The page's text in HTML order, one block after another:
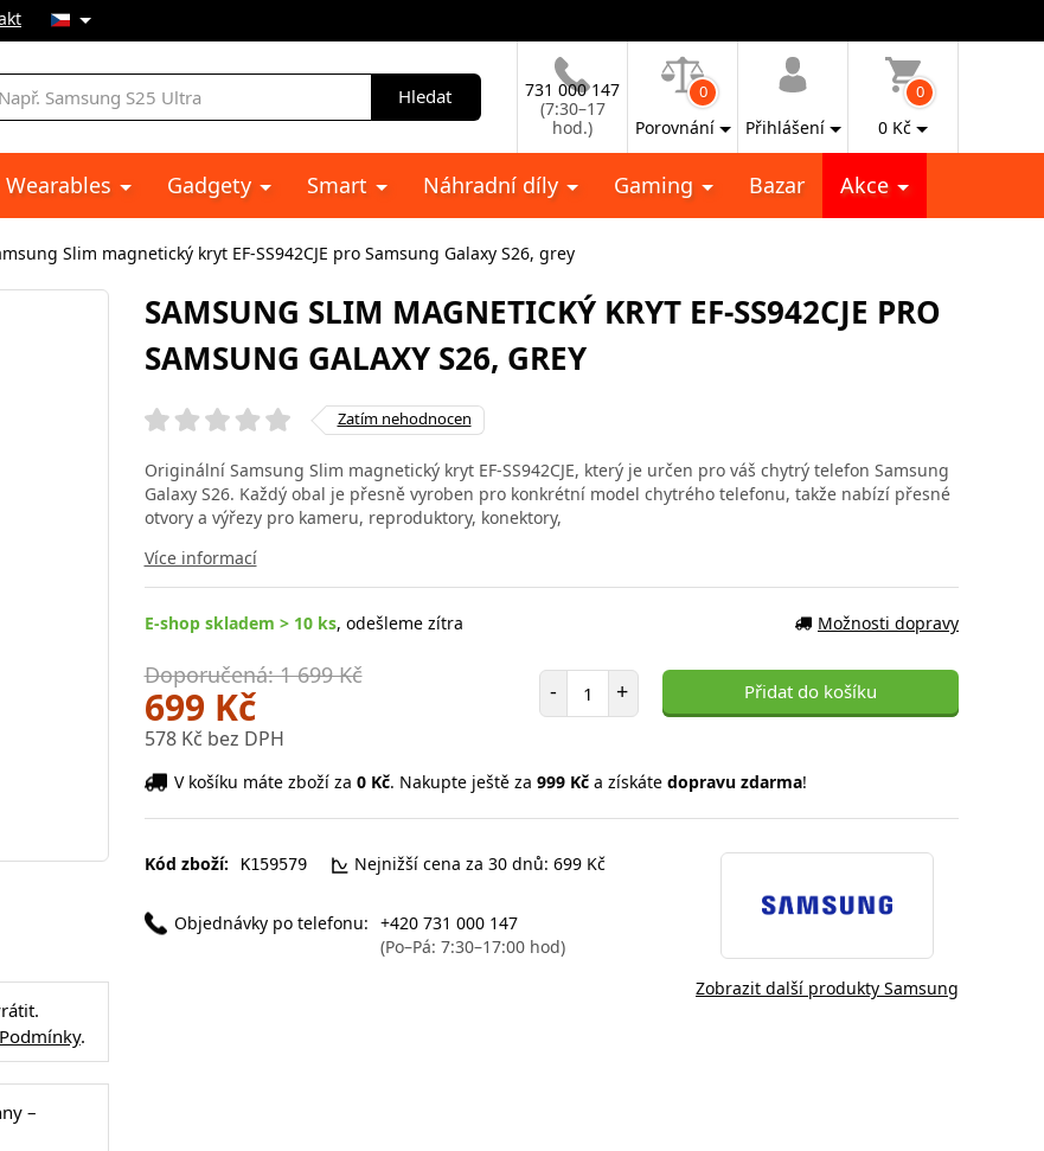
Hledat
731 000 147
(7:30–17
hod.)
0
Porovnání Přihlášení
0
0 Kč
Wearables Gadgety Smart Náhradní díly Gaming Bazar Akce
Slim magnetický kryt EF-SS942CJE pro Samsung Galaxy S26, grey
Podmínky.
–
SAMSUNG SLIM MAGNETICKÝ KRYT EF-SS942CJE PRO
SAMSUNG GALAXY S26, GREY
Zatím nehodnocen
Originální Samsung Slim magnetický kryt EF-SS942CJE, který je určen pro váš chytrý telefon Samsung
Galaxy S26. Každý obal je přesně vyroben pro konkrétní model chytrého telefonu, takže nabízí přesné
otvory a výřezy pro kameru, reproduktory, konektory,
Více informací
E-shop skladem > 10 ks, odešleme zítra Možnosti dopravy
Doporučená: 1 699 Kč
699 Kč
578 Kč bez DPH
- Počet položek
+ Přidat do košíku
V košíku máte zboží za 0 Kč. Nakupte ještě za 999 Kča získáte dopravu zdarma!
Kód zboží: K159579 Nejnižší cena za 30 dnů: 699 Kč
Objednávky po telefonu: +420 731 000 147
(Po–Pá: 7:30–17:00 hod)
Zobrazit další produkty Samsung